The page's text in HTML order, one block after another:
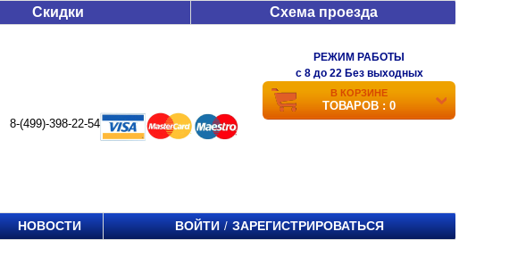
Скидки Схема проезда
8-(499)-398-22-54
РЕЖИМ РАБОТЫ
c 8 до 22 Без выходных
В КОРЗИНЕ
ТОВАРОВ : 0
НОВОСТИ ВОЙТИ / ЗАРЕГИСТРИРОВАТЬСЯ